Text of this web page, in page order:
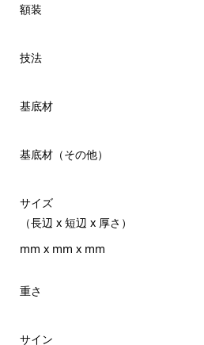
額装
技法
基底材
基底材（その他）
サイズ
（長辺 x 短辺 x 厚さ）
mm x mm x mm
重さ
サイン